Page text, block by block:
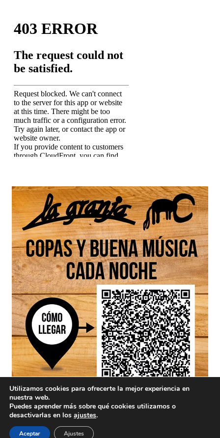
Aviso Legal/ Divinamente Creativos © 2025
Utilizamos cookies para ofrecerte la mejor experiencia en
nuestra web.
Puedes aprender más sobre qué cookies utilizamos o
desactivarlas en los ajustes.
Aceptar Ajustes